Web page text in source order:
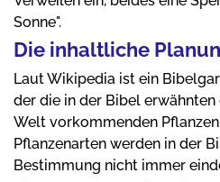
Sonne".
Die inhaltliche
Laut Wikipedia ist ein
der die in der Bibel
Welt vorkommenden Pflanzen
Pflanzenarten werden in der
Bestimmung nicht immer